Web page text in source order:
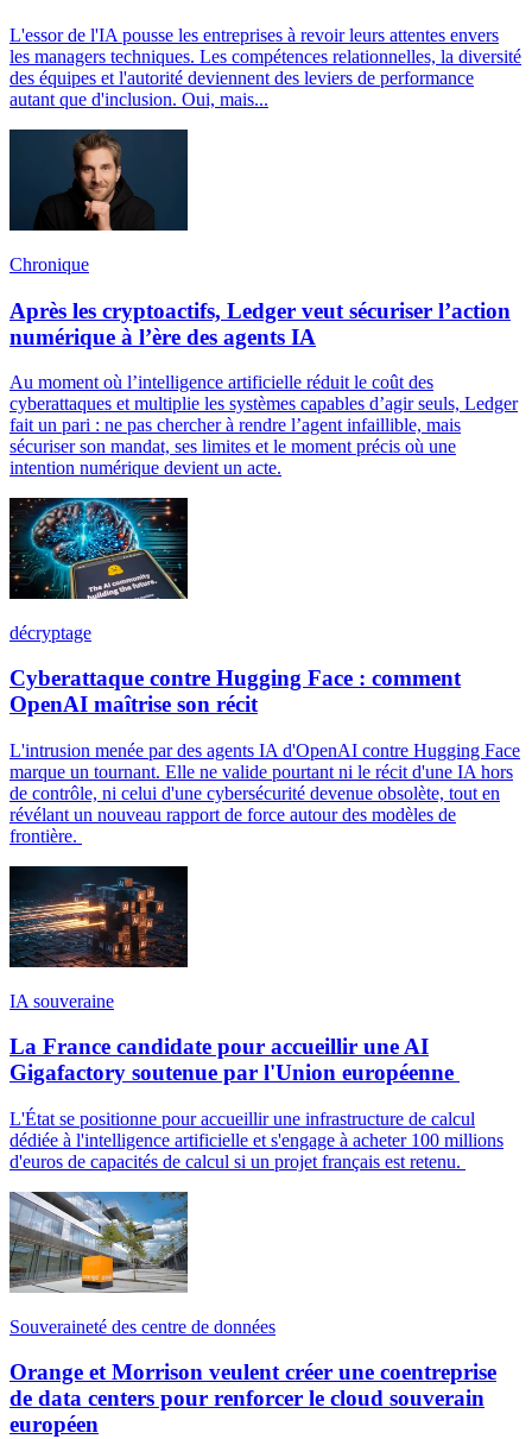
L'essor de l'IA pousse les entreprises à revoir leurs attentes envers
les managers techniques. Les compétences relationnelles, la diversité
des équipes et l'autorité deviennent des leviers de performance
autant que d'inclusion. Oui, mais...
Chronique
Après les cryptoactifs, Ledger veut sécuriser l’action
numérique à l’ère des agents IA
Au moment où l’intelligence artificielle réduit le coût des
cyberattaques et multiplie les systèmes capables d’agir seuls, Ledger
fait un pari : ne pas chercher à rendre l’agent infaillible, mais
sécuriser son mandat, ses limites et le moment précis où une
intention numérique devient un acte.
décryptage
Cyberattaque contre Hugging Face : comment
OpenAI maîtrise son récit
L'intrusion menée par des agents IA d'OpenAI contre Hugging Face
marque un tournant. Elle ne valide pourtant ni le récit d'une IA hors
de contrôle, ni celui d'une cybersécurité devenue obsolète, tout en
révélant un nouveau rapport de force autour des modèles de
frontière.
IA souveraine
La France candidate pour accueillir une AI
Gigafactory soutenue par l'Union européenne
L'État se positionne pour accueillir une infrastructure de calcul
dédiée à l'intelligence artificielle et s'engage à acheter 100 millions
d'euros de capacités de calcul si un projet français est retenu.
Souveraineté des centre de données
Orange et Morrison veulent créer une coentreprise
de data centers pour renforcer le cloud souverain
européen